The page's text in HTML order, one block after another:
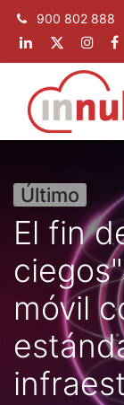
900 802 888
Último
El fin
móvil